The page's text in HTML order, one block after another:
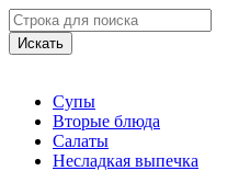
Искать
Супы
Вторые блюда
Салаты
Несладкая выпечка